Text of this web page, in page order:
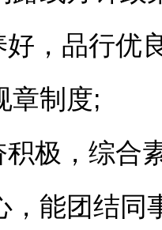
品行优良
章制度;
，综合素
，能团结同